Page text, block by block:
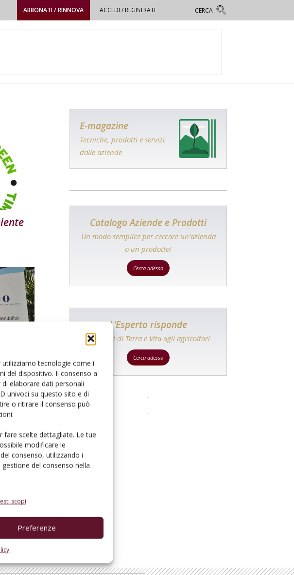
tecnologie come i
del dispositivo. Il consenso a
elaborare dati personali
univoci su questo sito e di
o ritirare il consenso può
fare scelte dettagliate. Le tue
modificare le
consenso, utilizzando i
del consenso nella
scopi
Preferenze
ABBONATI / RINNOVA ACCEDI / REGISTRATI
E-magazine
Tecniche, prodotti e servizi
dalle aziende
Catalogo Aziende e Prodotti
Un modo semplice per cercare un'azienda
o un prodotto!
Cerca adesso
L'Esperto risponde
I consigli di Terra e Vita agli agricoltori
Cerca adesso